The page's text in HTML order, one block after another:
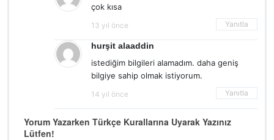
çok kısa
13 yıl önce Yanıtla
hurşit alaaddin
istediğim bilgileri alamadım. daha geniş
bilgiye sahip olmak istiyorum.
14 yıl önce Yanıtla
Yorum Yazarken Türkçe Kurallarına Uyarak Yazınız
Lütfen!